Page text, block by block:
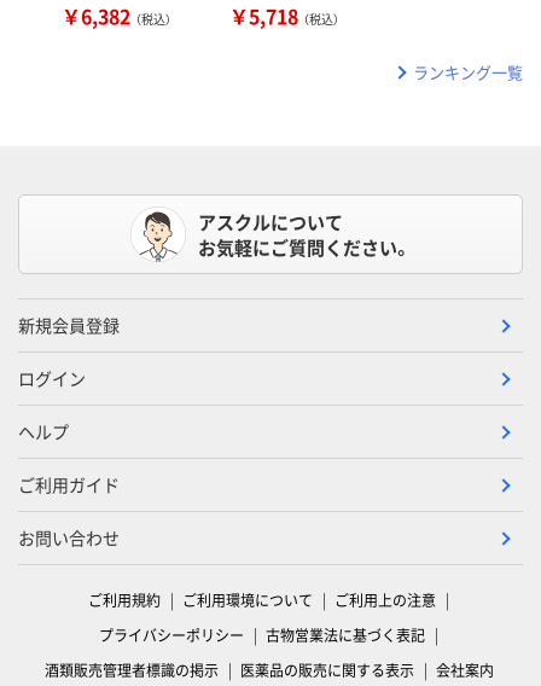
￥6,382 （税込） ￥5,718 （税込）
ランキング一覧
アスクルについて
お気軽にご質問ください。
新規会員登録
ログイン
ヘルプ
ご利用ガイド
お問い合わせ
ご利用規約 ご利用環境について
ご利用上の注意
プライバシーポリシー
古物営業法に基づく表記
酒類販売管理者標識の掲示
医薬品の販売に関する表示 会社案内